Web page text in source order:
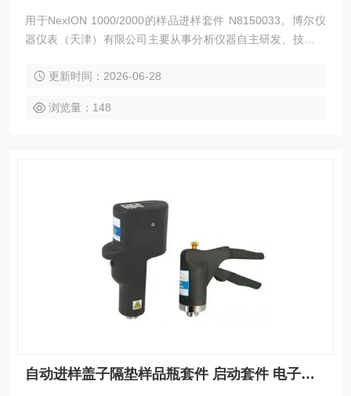
用于NexION 1000/2000的样品进样套件 N8150033。博尔仪
器仪表（天津）有限公司主要从事分析仪器自主研发、技术创
体，提供优质的分析检测设备。
更新时间：2026-06-28
浏览量：148
自动进样盖子隔垫样品瓶套件 启动套件 电子手持式 台式 压盖工具 PE